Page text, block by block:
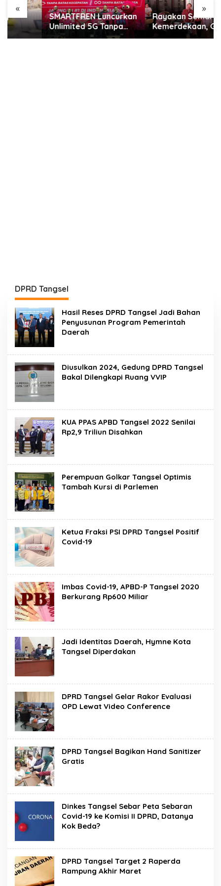
« »
SMARTFREN Luncurkan
Unlimited 5G Tanpa
Batas di Semarang
Rayakan Semarak
Kemerdekaan, GWK
Cultural Park Gelar
DPRD Tangsel
Hasil Reses DPRD Tangsel Jadi Bahan
Penyusunan Program Pemerintah
Daerah
Diusulkan 2024, Gedung DPRD Tangsel
Bakal Dilengkapi Ruang VVIP
KUA PPAS APBD Tangsel 2022 Senilai
Rp2,9 Triliun Disahkan
Perempuan Golkar Tangsel Optimis
Tambah Kursi di Parlemen
Ketua Fraksi PSI DPRD Tangsel Positif
Covid-19
Imbas Covid-19, APBD-P Tangsel 2020
Berkurang Rp600 Miliar
Jadi Identitas Daerah, Hymne Kota
Tangsel Diperdakan
DPRD Tangsel Gelar Rakor Evaluasi
OPD Lewat Video Conference
DPRD Tangsel Bagikan Hand Sanitizer
Gratis
Dinkes Tangsel Sebar Peta Sebaran
Covid-19 ke Komisi II DPRD, Datanya
Kok Beda?
DPRD Tangsel Target 2 Raperda
Rampung Akhir Maret